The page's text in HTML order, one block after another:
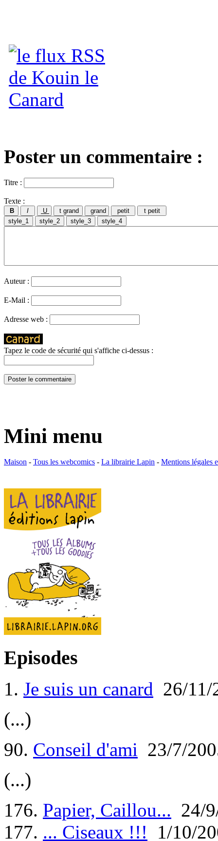
Poster un commentaire :
Titre :
Texte :
Auteur :
E-Mail :
Adresse web :
Tapez le code de sécurité qui s'affiche ci-dessus :
Mini menu
Maison - Tous les webcomics - La librairie Lapin - Mentions légales
Episodes
1. Je suis un canard 26/11/
(...)
90. Conseil d'ami 23/7/
(...)
176. Papier, Caillou... 24/
177. ... Ciseaux !!! 1/10/